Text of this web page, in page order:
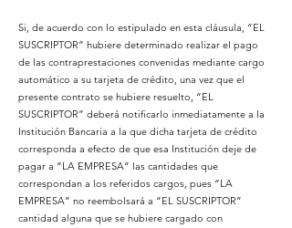
Si, de acuerdo con lo estipulado en esta cláusula, “EL
SUSCRIPTOR” hubiere determinado realizar el pago
de las contraprestaciones convenidas mediante cargo
automático a su tarjeta de crédito, una vez que el
presente contrato se hubiere resuelto, “EL
SUSCRIPTOR” deberá notificarlo inmediatamente a la
Institución Bancaria a la que dicha tarjeta de crédito
corresponda a efecto de que esa Institución deje de
pagar a “LA EMPRESA” las cantidades que
correspondan a los referidos cargos, pues “LA
EMPRESA” no reembolsará a “EL SUSCRIPTOR”
cantidad alguna que se hubiere cargado con